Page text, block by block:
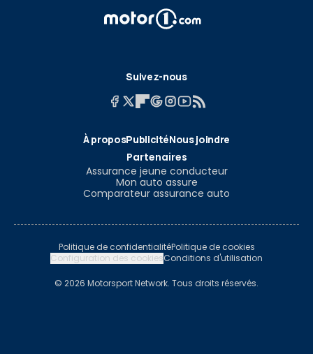
Suivez-nous
À proposPublicitéNous joindre
Partenaires
Assurance jeune conducteur
Mon auto assure
Comparateur assurance auto
Politique de confidentialitéPolitique de cookies
Configuration des cookiesConditions d'utilisation
© 2026 Motorsport Network. Tous droits réservés.